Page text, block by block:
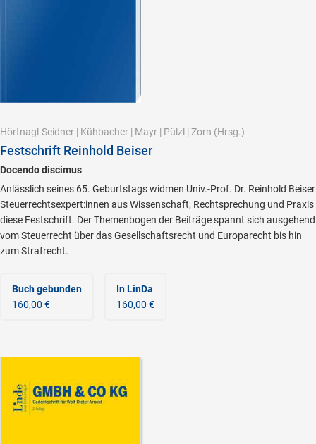
Hörtnagl-Seidner | Kühbacher | Mayr | Pülzl | Zorn (Hrsg.)
Festschrift Reinhold Beiser
Docendo discimus
Anlässlich seines 65. Geburtstags widmen Univ.-Prof. Dr. Reinhold Beiser
Steuerrechtsexpert:innen aus Wissenschaft, Rechtsprechung und Praxis
diese Festschrift. Der Themenbogen der Beiträge spannt sich ausgehend
vom Steuerrecht über das Gesellschaftsrecht und Europarecht bis hin
zum Strafrecht.
Buch gebunden
160,00 €
In LinDa
160,00 €